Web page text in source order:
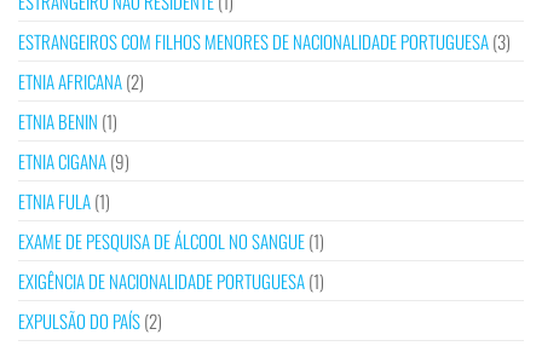
ESTRANGEIROS COM FILHOS MENORES DE NACIONALIDADE PORTUGUESA(3)
ETNIA AFRICANA(2)
ETNIA BENIN (1)
ETNIA CIGANA(9)
ETNIA FULA(1)
EXAME DE PESQUISA DE ÁLCOOL NO SANGUE(1)
EXIGÊNCIA DE NACIONALIDADE PORTUGUESA(1)
EXPULSÃO DO PAÍS(2)